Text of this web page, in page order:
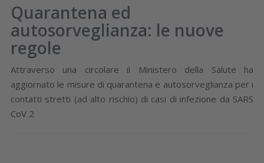
Quarantena ed
autosorveglianza: le nuove
regole
Attraverso una circolare il Ministero della Salute ha
aggiornato le misure di quarantena e autosorveglianza per i
contatti stretti (ad alto rischio) di casi di infezione da SARS
CoV 2